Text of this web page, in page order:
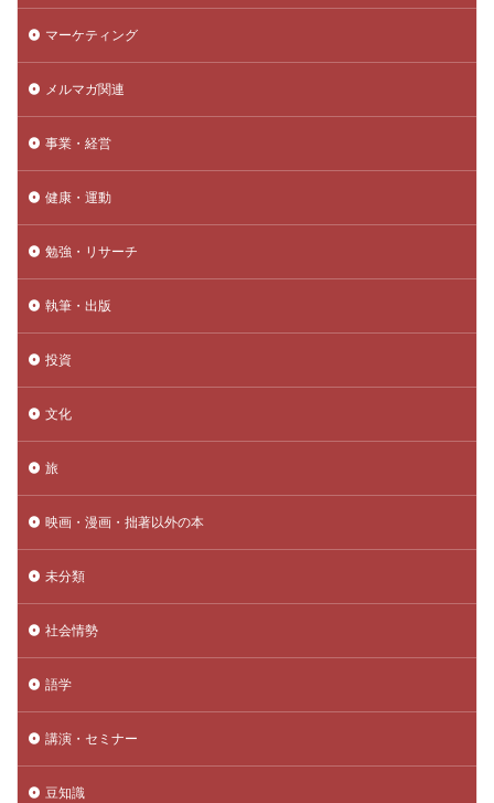
マーケティング
メルマガ関連
事業・経営
健康・運動
勉強・リサーチ
執筆・出版
投資
文化
旅
映画・漫画・拙著以外の本
未分類
社会情勢
語学
講演・セミナー
豆知識